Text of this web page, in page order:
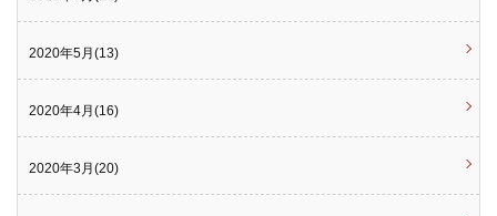
2020年5月(13)
2020年4月(16)
2020年3月(20)